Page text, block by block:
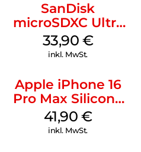
SanDisk
microSDXC Ultra
128 GB + Adapter
Mobile
33,90 €
inkl. MwSt.
Apple iPhone 16
Pro Max Silicone
Case MagSafe
Ultramarine
41,90 €
inkl. MwSt.